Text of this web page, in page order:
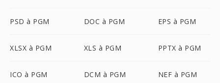
PSD à PGM DOC à PGM EPS à PGM
XLSX à PGM XLS à PGM PPTX à PGM
ICO à PGM DCM à PGM NEF à PGM